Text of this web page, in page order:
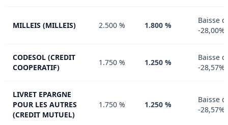
MILLEIS (MILLEIS) 2.500 % 1.800 %
Baisse
-28,00%
CODESOL (CREDIT
COOPERATIF)
1.750 % 1.250 %
Baisse
-28,57%
LIVRET EPARGNE
POUR LES AUTRES
(CREDIT MUTUEL)
1.750 % 1.250 %
Baisse
-28,57%